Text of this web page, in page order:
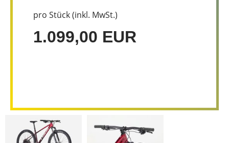
pro Stück (inkl. MwSt.)
1.099,00 EUR